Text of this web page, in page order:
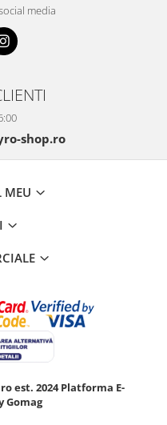
media
shop.ro
MEU
est. 2024Platforma E-
Gomag